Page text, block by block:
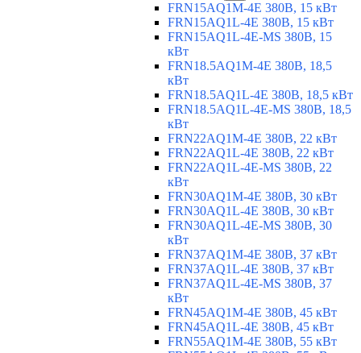
FRN15AQ1M-4E 380В, 15 кВт
FRN15AQ1L-4E 380В, 15 кВт
FRN15AQ1L-4E-MS 380В, 15
кВт
FRN18.5AQ1M-4E 380В, 18,5
кВт
FRN18.5AQ1L-4E 380В, 18,5 кВт
FRN18.5AQ1L-4E-MS 380В, 18,5
кВт
FRN22AQ1M-4E 380В, 22 кВт
FRN22AQ1L-4E 380В, 22 кВт
FRN22AQ1L-4E-MS 380В, 22
кВт
FRN30AQ1M-4E 380В, 30 кВт
FRN30AQ1L-4E 380В, 30 кВт
FRN30AQ1L-4E-MS 380В, 30
кВт
FRN37AQ1M-4E 380В, 37 кВт
FRN37AQ1L-4E 380В, 37 кВт
FRN37AQ1L-4E-MS 380В, 37
кВт
FRN45AQ1M-4E 380В, 45 кВт
FRN45AQ1L-4E 380В, 45 кВт
FRN55AQ1M-4E 380В, 55 кВт